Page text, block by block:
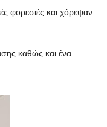
φορεσιές και χόρεψαν
καθώς και ένα